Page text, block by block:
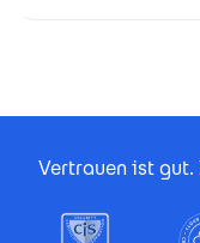
Vertrauen ist